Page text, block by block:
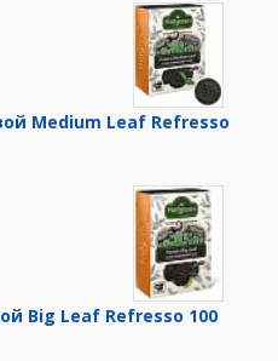
Medium Leaf Refresso
Big Leaf Refresso 100